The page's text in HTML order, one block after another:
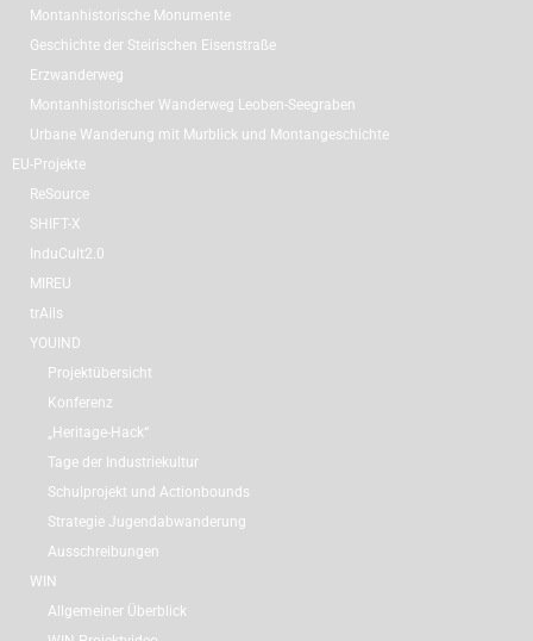
Montanhistorische Monumente
Geschichte der Steirischen Eisenstraße
Erzwanderweg
Montanhistorischer Wanderweg Leoben-Seegraben
Urbane Wanderung mit Murblick und Montangeschichte
EU-Projekte
ReSource
SHIFT-X
InduCult2.0
MIREU
trAils
YOUIND
Projektübersicht
Konferenz
„Heritage-Hack“
Tage der Industriekultur
Schulprojekt und Actionbounds
Strategie Jugendabwanderung
Ausschreibungen
WIN
Allgemeiner Überblick